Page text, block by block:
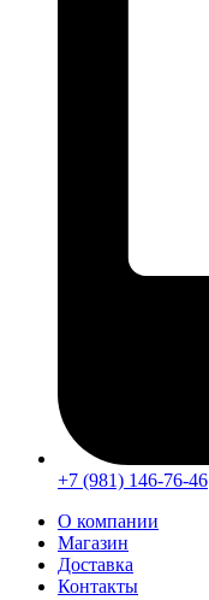
+7 (981) 146-76-46
О компании
Магазин
Доставка
Контакты